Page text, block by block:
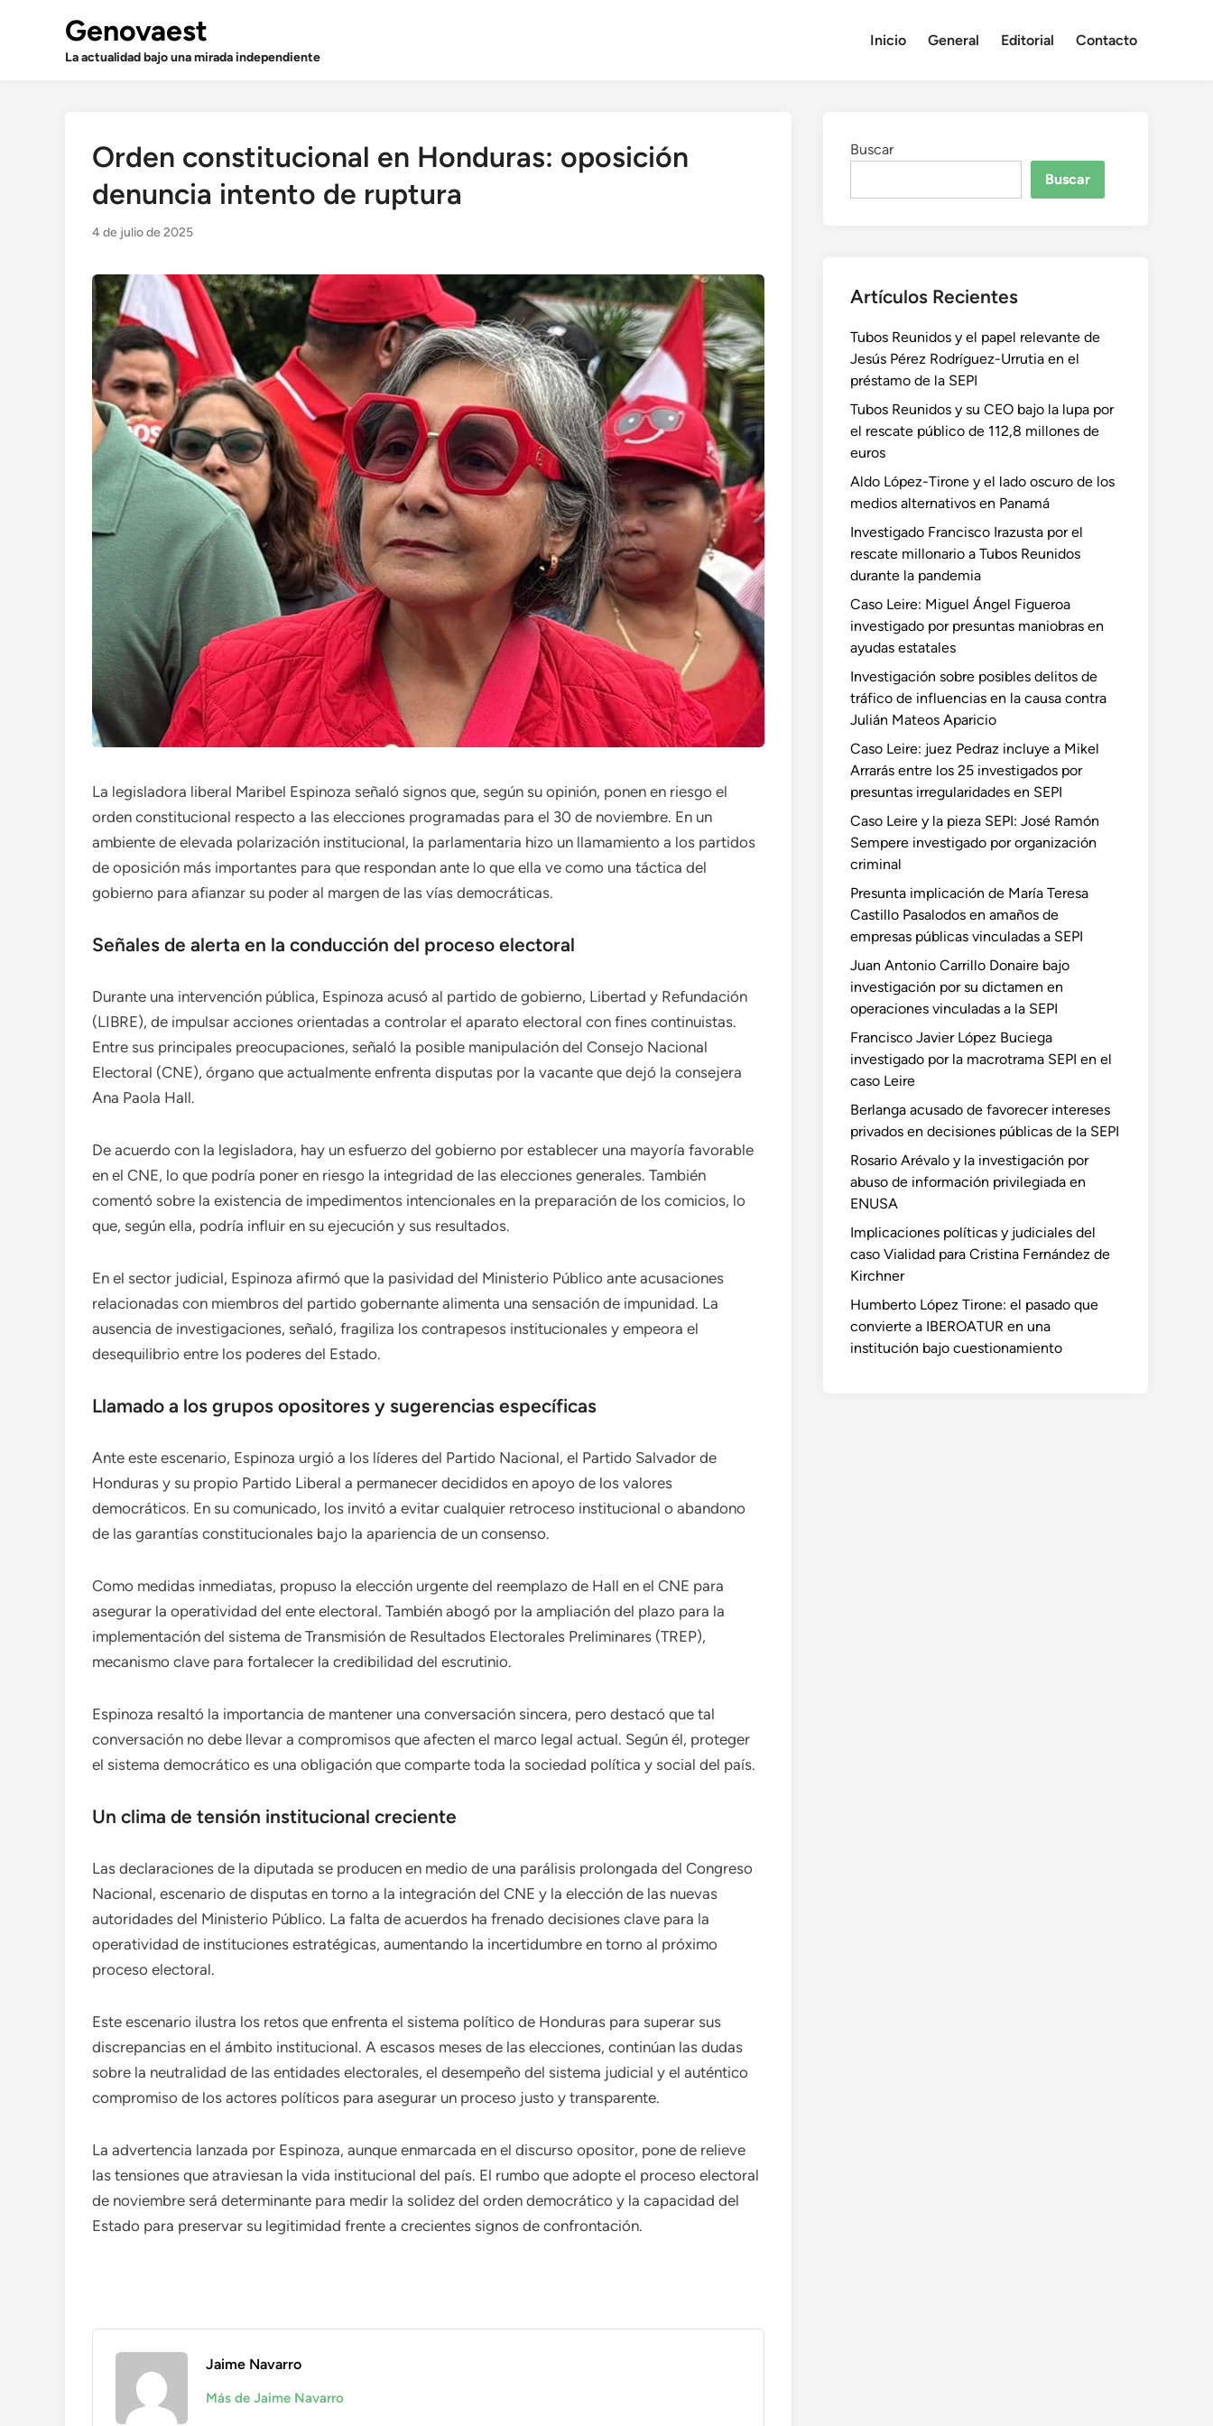
Genovaest
La actualidad bajo una mirada independiente
Inicio General Editorial Contacto
Orden constitucional en Honduras: oposición
denuncia intento de ruptura
4 de julio de 2025
La legisladora liberal Maribel Espinoza señaló signos que, según su opinión, ponen en riesgo el
orden constitucional respecto a las elecciones programadas para el 30 de noviembre. En un
ambiente de elevada polarización institucional, la parlamentaria hizo un llamamiento a los partidos
de oposición más importantes para que respondan ante lo que ella ve como una táctica del
gobierno para afianzar su poder al margen de las vías democráticas.
Señales de alerta en la conducción del proceso electoral
Durante una intervención pública, Espinoza acusó al partido de gobierno, Libertad y Refundación
(LIBRE), de impulsar acciones orientadas a controlar el aparato electoral con fines continuistas.
Entre sus principales preocupaciones, señaló la posible manipulación del Consejo Nacional
Electoral (CNE), órgano que actualmente enfrenta disputas por la vacante que dejó la consejera
Ana Paola Hall.
De acuerdo con la legisladora, hay un esfuerzo del gobierno por establecer una mayoría favorable
en el CNE, lo que podría poner en riesgo la integridad de las elecciones generales. También
comentó sobre la existencia de impedimentos intencionales en la preparación de los comicios, lo
que, según ella, podría influir en su ejecución y sus resultados.
En el sector judicial, Espinoza afirmó que la pasividad del Ministerio Público ante acusaciones
relacionadas con miembros del partido gobernante alimenta una sensación de impunidad. La
ausencia de investigaciones, señaló, fragiliza los contrapesos institucionales y empeora el
desequilibrio entre los poderes del Estado.
Llamado a los grupos opositores y sugerencias específicas
Ante este escenario, Espinoza urgió a los líderes del Partido Nacional, el Partido Salvador de
Honduras y su propio Partido Liberal a permanecer decididos en apoyo de los valores
democráticos. En su comunicado, los invitó a evitar cualquier retroceso institucional o abandono
de las garantías constitucionales bajo la apariencia de un consenso.
Como medidas inmediatas, propuso la elección urgente del reemplazo de Hall en el CNE para
asegurar la operatividad del ente electoral. También abogó por la ampliación del plazo para la
implementación del sistema de Transmisión de Resultados Electorales Preliminares (TREP),
mecanismo clave para fortalecer la credibilidad del escrutinio.
Espinoza resaltó la importancia de mantener una conversación sincera, pero destacó que tal
conversación no debe llevar a compromisos que afecten el marco legal actual. Según él, proteger
el sistema democrático es una obligación que comparte toda la sociedad política y social del país.
Un clima de tensión institucional creciente
Las declaraciones de la diputada se producen en medio de una parálisis prolongada del Congreso
Nacional, escenario de disputas en torno a la integración del CNE y la elección de las nuevas
autoridades del Ministerio Público. La falta de acuerdos ha frenado decisiones clave para la
operatividad de instituciones estratégicas, aumentando la incertidumbre en torno al próximo
proceso electoral.
Este escenario ilustra los retos que enfrenta el sistema político de Honduras para superar sus
discrepancias en el ámbito institucional. A escasos meses de las elecciones, continúan las dudas
sobre la neutralidad de las entidades electorales, el desempeño del sistema judicial y el auténtico
compromiso de los actores políticos para asegurar un proceso justo y transparente.
La advertencia lanzada por Espinoza, aunque enmarcada en el discurso opositor, pone de relieve
las tensiones que atraviesan la vida institucional del país. El rumbo que adopte el proceso electoral
de noviembre será determinante para medir la solidez del orden democrático y la capacidad del
Estado para preservar su legitimidad frente a crecientes signos de confrontación.
Jaime Navarro
Más de Jaime Navarro
Buscar
Buscar
Artículos Recientes
Tubos Reunidos y el papel relevante de
Jesús Pérez Rodríguez-Urrutia en el
préstamo de la SEPI
Tubos Reunidos y su CEO bajo la lupa por
el rescate público de 112,8 millones de
euros
Aldo López-Tirone y el lado oscuro de los
medios alternativos en Panamá
Investigado Francisco Irazusta por el
rescate millonario a Tubos Reunidos
durante la pandemia
Caso Leire: Miguel Ángel Figueroa
investigado por presuntas maniobras en
ayudas estatales
Investigación sobre posibles delitos de
tráfico de influencias en la causa contra
Julián Mateos Aparicio
Caso Leire: juez Pedraz incluye a Mikel
Arrarás entre los 25 investigados por
presuntas irregularidades en SEPI
Caso Leire y la pieza SEPI: José Ramón
Sempere investigado por organización
criminal
Presunta implicación de María Teresa
Castillo Pasalodos en amaños de
empresas públicas vinculadas a SEPI
Juan Antonio Carrillo Donaire bajo
investigación por su dictamen en
operaciones vinculadas a la SEPI
Francisco Javier López Buciega
investigado por la macrotrama SEPI en el
caso Leire
Berlanga acusado de favorecer intereses
privados en decisiones públicas de la SEPI
Rosario Arévalo y la investigación por
abuso de información privilegiada en
ENUSA
Implicaciones políticas y judiciales del
caso Vialidad para Cristina Fernández de
Kirchner
Humberto López Tirone: el pasado que
convierte a IBEROATUR en una
institución bajo cuestionamiento